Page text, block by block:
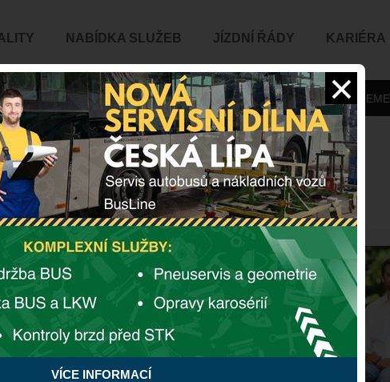
VÍCE INFORMACÍ
NABÍDKA SLUŽEB JÍZDNÍ ŘÁDY KARIÉRA
PODPORUJEME
BUSLETTER